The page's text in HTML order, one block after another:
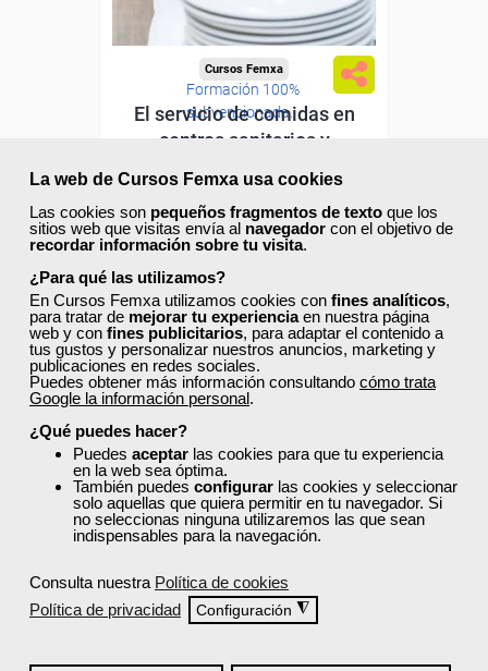
La web de Cursos Femxa usa cookies
Las cookies son pequeños fragmentos de texto que los
sitios web que visitas envía al navegador con el objetivo de
recordar información sobre tu visita.
¿Para qué las utilizamos?
En Cursos Femxa utilizamos cookies con fines analíticos,
para tratar de mejorar tu experienciaen nuestra página
web y con fines publicitarios, para adaptar el contenido a
tus gustos y personalizar nuestros anuncios, marketing y
publicaciones en redes sociales.
Puedes obtener más información consultando cómo trata
Google la información personal.
¿Qué puedes hacer?
Puedes aceptar las cookies para que tu experiencia
en la web sea óptima.
También puedes configurar las cookies y seleccionar
solo aquellas que quiera permitir en tu navegador. Si
no seleccionas ninguna utilizaremos las que sean
indispensables para la navegación.
Consulta nuestra Política de cookies
Política de privacidad
Configuración ◮
Formación 100%
subvencionada.
trabajadores y autónomos.
Sector
-Hosteleria y Turismo.
Cursos Femxa
El servicio de comidas en
centros sanitarios y
Curso Gratuito
100 horas
Online (toda España)
Ver curso
69 128
ONLINE